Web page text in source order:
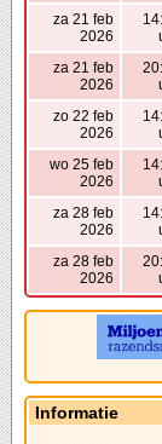
za 21 feb
2026
za 21 feb
2026
zo 22 feb
2026
wo 25 feb
2026
za 28 feb
2026
za 28 feb
2026
Informatie